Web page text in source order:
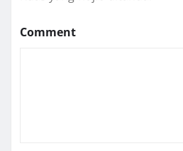
Comment